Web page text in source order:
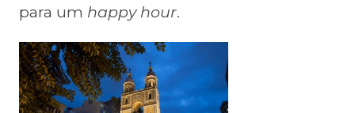
para um happy hour.